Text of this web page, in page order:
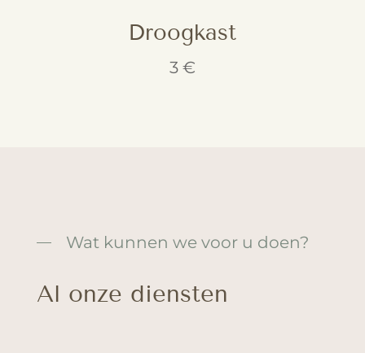
Droogkast
3 €
Wat kunnen we voor u doen?
Al onze diensten